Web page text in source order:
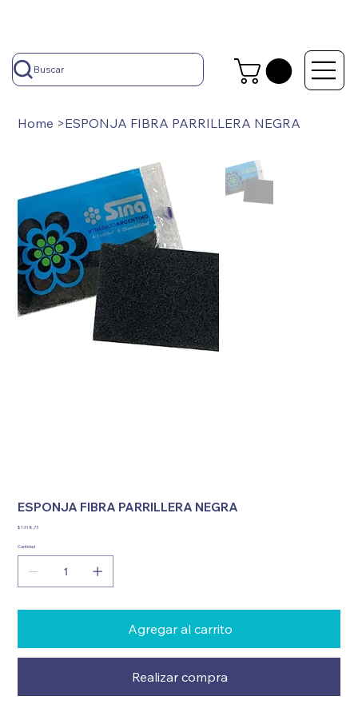
Buscar
Home >ESPONJA FIBRA PARRILLERA NEGRA
ESPONJA FIBRA PARRILLERA NEGRA
Precio
$ 1.918,73
Cantidad
Agregar al carrito
Realizar compra